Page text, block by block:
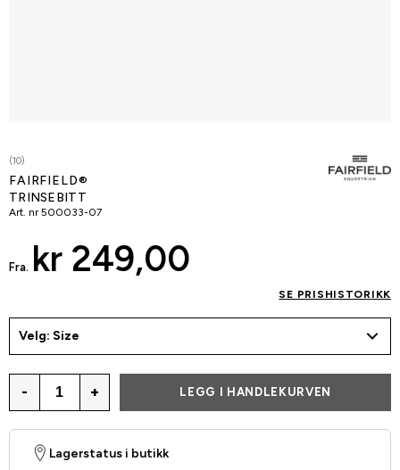
(10)
FAIRFIELD®
TRINSEBITT
Art. nr 500033-07
Fra. kr 249,00
SE PRISHISTORIKK
Velg: Size
- + LEGG I HANDLEKURVEN
Lagerstatus i butikk